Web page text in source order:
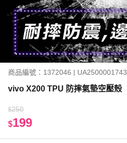
商品編號：1372046 | UA2500001743
vivo X200 TPU 防摔氣墊空壓殼
$250
$199